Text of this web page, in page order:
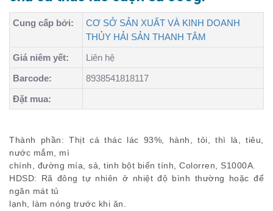
Cung cấp bởi:
CƠ SỞ SẢN XUẤT VÀ KINH DOANH
THỦY HẢI SẢN THANH TÂM
Giá niêm yết:
Liên hệ
Barcode:
8938541818117
Đặt mua:
Thành phần: Thịt cá thác lác 93%, hành, tỏi, thì là, tiêu,
nước mắm, mì
chính, đường mía, sả, tinh bột biến tính, Colorren, S1000A.
HDSD: Rã đông tự nhiên ở nhiệt độ bình thường hoặc để
ngăn mát tủ
lạnh, làm nóng trước khi ăn.